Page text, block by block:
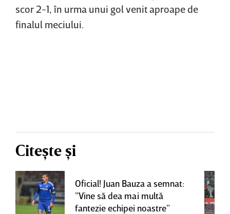
scor 2-1, în urma unui gol venit aproape de
finalul meciului.
Citește și
Oficial! Juan Bauza a semnat:
”Vine să dea mai multă
fantezie echipei noastre”